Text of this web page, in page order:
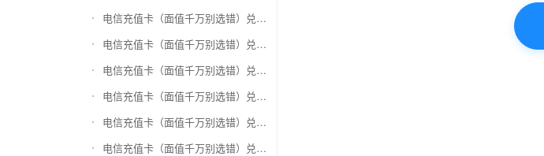
电信充值卡（面值千万别选错）兑换天虹购物卡
电信充值卡（面值千万别选错）兑换盒马生鲜礼品卡
电信充值卡（面值千万别选错）兑换屈臣氏
电信充值卡（面值千万别选错）兑换大润发购物卡
电信充值卡（面值千万别选错）兑换银泰百货银泰卡
电信充值卡（面值千万别选错）兑换物美/美通卡